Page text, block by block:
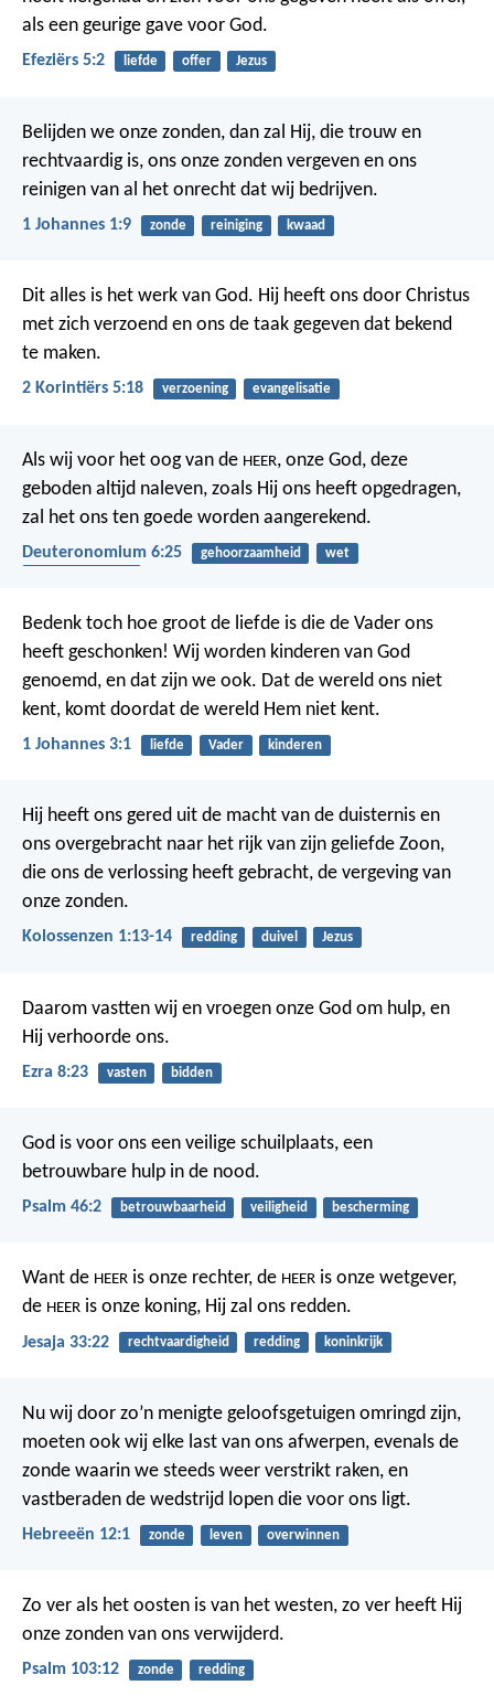
als een geurige gave voor God.
Efeziërs 5:2 liefde offer Jezus
Belijden we onze zonden, dan zal Hij, die trouw en
rechtvaardig is, ons onze zonden vergeven en ons
reinigen van al het onrecht dat wij bedrijven.
1 Johannes 1:9 zonde reiniging kwaad
Dit alles is het werk van God. Hij heeft ons door Christus
met zich verzoend en ons de taak gegeven dat bekend
te maken.
2 Korintiërs 5:18 verzoening evangelisatie
Als wij voor het oog van de HEER, onze God, deze
geboden altijd naleven, zoals Hij ons heeft opgedragen,
zal het ons ten goede worden aangerekend.
Deuteronomium 6:25 gehoorzaamheid
wet
Bedenk toch hoe groot de liefde is die de Vader ons
heeft geschonken! Wij worden kinderen van God
genoemd, en dat zijn we ook. Dat de wereld ons niet
kent, komt doordat de wereld Hem niet kent.
1 Johannes 3:1 liefde Vader kinderen
Hij heeft ons gered uit de macht van de duisternis en
ons overgebracht naar het rijk van zijn geliefde Zoon,
die ons de verlossing heeft gebracht, de vergeving van
onze zonden.
Kolossenzen 1:13-14 redding duivel Jezus
Daarom vastten wij en vroegen onze God om hulp, en
Hij verhoorde ons.
Ezra 8:23 vasten bidden
God is voor ons een veilige schuilplaats, een
betrouwbare hulp in de nood.
Psalm 46:2 betrouwbaarheid veiligheid bescherming
Want de HEER is onze rechter, de HEER is onze wetgever,
de HEER is onze koning, Hij zal ons redden.
Jesaja 33:22 rechtvaardigheid redding koninkrijk
Nu wij door zo’n menigte geloofsgetuigen omringd zijn,
moeten ook wij elke last van ons afwerpen, evenals de
zonde waarin we steeds weer verstrikt raken, en
vastberaden de wedstrijd lopen die voor ons ligt.
Hebreeën 12:1 zonde leven overwinnen
Zo ver als het oosten is van het westen, zo ver heeft Hij
onze zonden van ons verwijderd.
Psalm 103:12 zonde redding